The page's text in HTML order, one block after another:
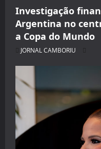
Investigação
Argentina no
a Copa do Mundo
JORNAL CAMBORIU